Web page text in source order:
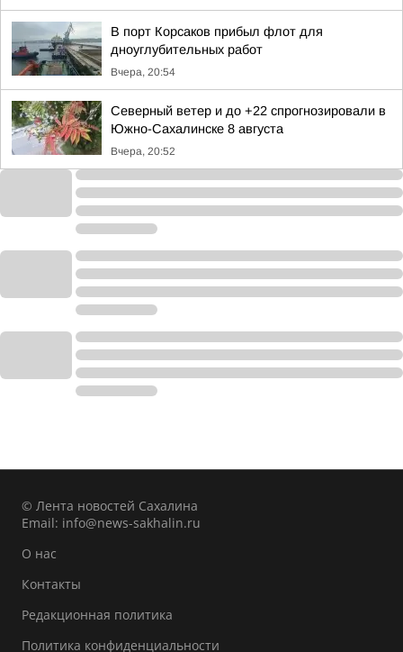
В порт Корсаков прибыл флот для
дноуглубительных работ
Вчера, 20:54
Северный ветер и до +22 спрогнозировали в
Южно-Сахалинске 8 августа
Вчера, 20:52
© Лента новостей Сахалина
Email: info@news-sakhalin.ru
О нас
Контакты
Редакционная политика
Политика конфиденциальности